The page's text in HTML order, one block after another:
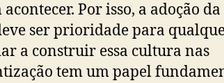
Por isso, a adoção da
ser prioridade para
a construir essa cultura nas
tem um papel